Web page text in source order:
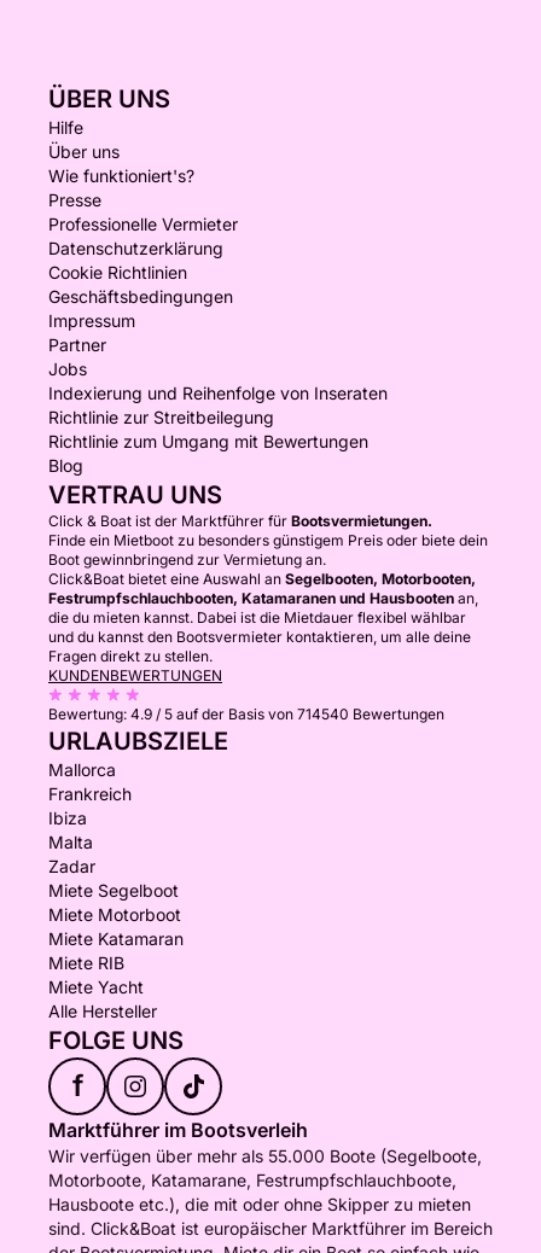
ÜBER UNS
Hilfe
Über uns
Wie funktioniert's?
Presse
Professionelle Vermieter
Datenschutzerklärung
Cookie Richtlinien
Geschäftsbedingungen
Impressum
Partner
Jobs
Indexierung und Reihenfolge von Inseraten
Richtlinie zur Streitbeilegung
Richtlinie zum Umgang mit Bewertungen
Blog
VERTRAU UNS
Click & Boat ist der Marktführer für Bootsvermietungen.
Finde ein Mietboot zu besonders günstigem Preis oder biete dein
Boot gewinnbringend zur Vermietung an.
Click&Boat bietet eine Auswahl an Segelbooten, Motorbooten,
Festrumpfschlauchbooten, Katamaranen und Hausbooten an,
die du mieten kannst. Dabei ist die Mietdauer flexibel wählbar
und du kannst den Bootsvermieter kontaktieren, um alle deine
Fragen direkt zu stellen.
KUNDENBEWERTUNGEN
Bewertung: 4.9 / 5 auf der Basis von 714540 Bewertungen
URLAUBSZIELE
Mallorca
Frankreich
Ibiza
Malta
Zadar
Miete Segelboot
Miete Motorboot
Miete Katamaran
Miete RIB
Miete Yacht
Alle Hersteller
FOLGE UNS
f
Marktführer im Bootsverleih
Wir verfügen über mehr als 55.000 Boote (Segelboote,
Motorboote, Katamarane, Festrumpfschlauchboote,
Hausboote etc.), die mit oder ohne Skipper zu mieten
sind. Click&Boat ist europäischer Marktführer im Bereich